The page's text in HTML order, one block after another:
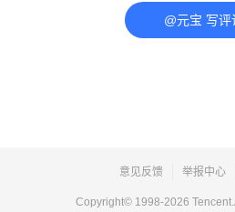
@元宝 写评
意见反馈 举报中心
Copyright© 1998-2026